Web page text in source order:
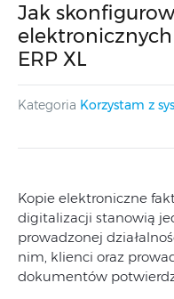
Jak
ERP XL
Kategoria Korzystam z
Kopie elektroniczne
digitalizacji stanowią
prowadzonej
nim, klienci oraz
dokumentów